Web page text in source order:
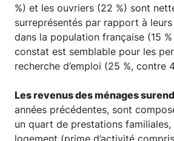
%) et les ouvriers (22 %) sont
surreprésentés par rapport à
dans la population française (15 %
constat est semblable pour les
recherche d’emploi (25 %, contre
Les revenus des ménages
années précédentes, sont
un quart de prestations
logement (prime d’activité